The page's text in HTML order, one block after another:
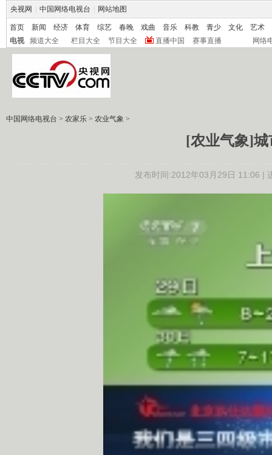
央视网 中国网络电视台 网站地图
首页 新闻 经济 体育 综艺 春晚 戏曲 音乐 科教 青少 文化
艺术
电视
频道大全 栏目大全 节目大全 直播中国 赛事直播 网络
中国网络电视台 > 农家乐 > 农业气象 >
[农业气象]城
发布时间:2012年03月29日 11:06 |